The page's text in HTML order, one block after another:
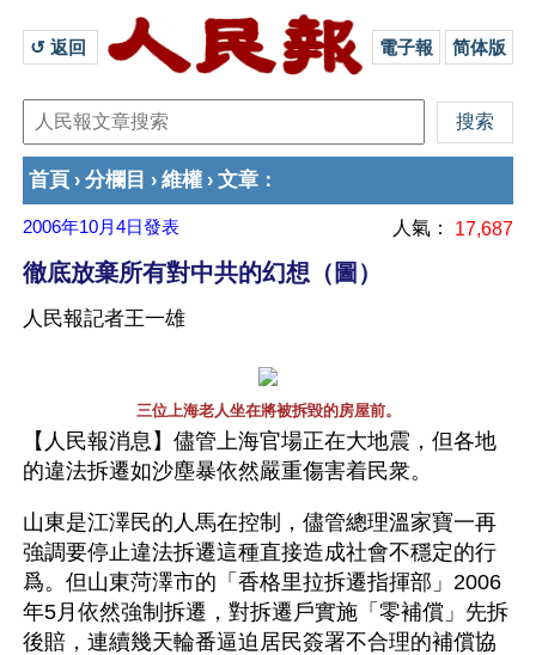
↺ 返回 電子報 简体版
首頁 › 分欄目 › 維權 › 文章 ：
2006年10月4日發表 人氣： 17,687
徹底放棄所有對中共的幻想（圖）
人民報記者王一雄
三位上海老人坐在將被拆毀的房屋前。
【人民報消息】儘管上海官場正在大地震，但各地
的違法拆遷如沙塵暴依然嚴重傷害着民衆。
山東是江澤民的人馬在控制，儘管總理溫家寶一再
強調要停止違法拆遷這種直接造成社會不穩定的行
爲。但山東菏澤市的「香格里拉拆遷指揮部」2006
年5月依然強制拆遷，對拆遷戶實施「零補償」先拆
後賠，連續幾天輪番逼迫居民簽署不合理的補償協